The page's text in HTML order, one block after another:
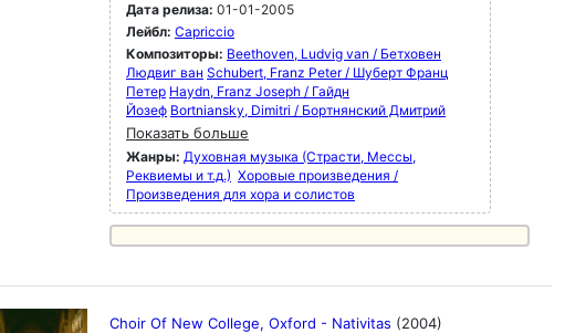
Дата релиза: 01-01-2005
Лейбл: Capriccio
Композиторы: Beethoven, Ludvig van / Бетховен
Людвиг ван Schubert, Franz Peter / Шуберт Франц
Петер Haydn, Franz Joseph / Гайдн
Йозеф Bortniansky, Dimitri / Бортнянский Дмитрий
Показать больше
Жанры: Духовная музыка (Страсти, Мессы,
Реквиемы и т.д.) Хоровые произведения /
Произведения для хора и солистов
Choir Of New College, Oxford - Nativitas (2004)